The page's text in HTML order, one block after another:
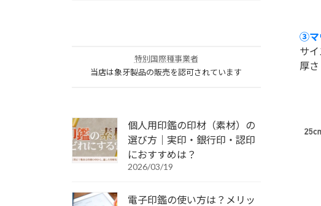
③マ
サ
厚
特別国際種事業者
当店は象牙製品の販売を認可されています
個人用印鑑の印材（素材）の
選び方｜実印・銀行印・認印
におすすめは？
2026/03/19
電子印鑑の使い方は？メリッ